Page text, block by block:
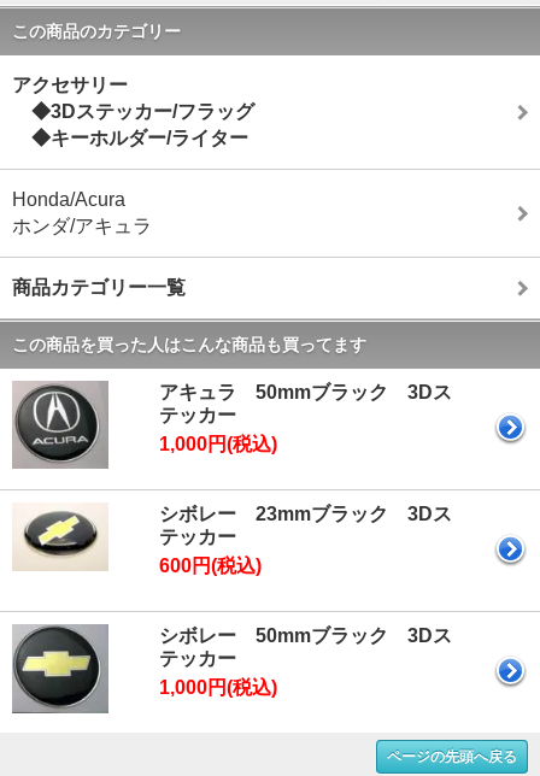
この商品のカテゴリー
アクセサリー
◆3Dステッカー/フラッグ
◆キーホルダー/ライター
Honda/Acura
ホンダ/アキュラ
商品カテゴリー一覧
この商品を買った人はこんな商品も買ってます
アキュラ 50mmブラック 3Dス
テッカー
1,000円(税込)
シボレー 23mmブラック 3Dス
テッカー
600円(税込)
シボレー 50mmブラック 3Dス
テッカー
1,000円(税込)
ページの先頭へ戻る